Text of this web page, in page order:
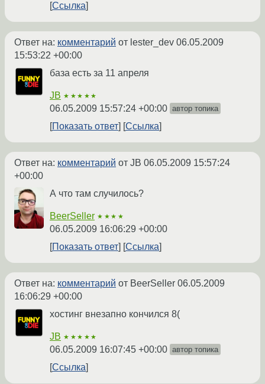
Ссылка
Ответ на: комментарий от lester_dev 06.05.2009
15:53:22 +00:00
база есть за 11 апреля
JB ★★★★★
06.05.2009 15:57:24 +00:00 автор топика
Показать ответ Ссылка
Ответ на: комментарий от JB 06.05.2009 15:57:24
+00:00
А что там случилось?
BeerSeller ★★★★
06.05.2009 16:06:29 +00:00
Показать ответ
Ссылка
Ответ на: комментарий от BeerSeller 06.05.2009
16:06:29 +00:00
хостинг внезапно кончился 8(
JB ★★★★★
06.05.2009 16:07:45 +00:00 автор топика
Ссылка